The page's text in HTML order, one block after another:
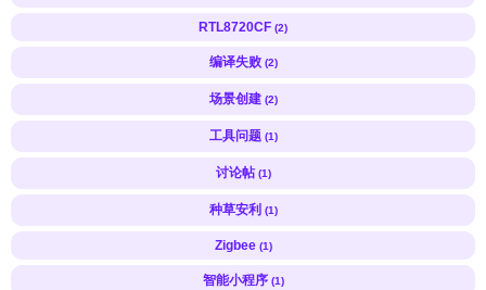
RTL8720CF (2)
编译失败 (2)
场景创建 (2)
工具问题 (1)
讨论帖 (1)
种草安利 (1)
Zigbee (1)
智能小程序 (1)